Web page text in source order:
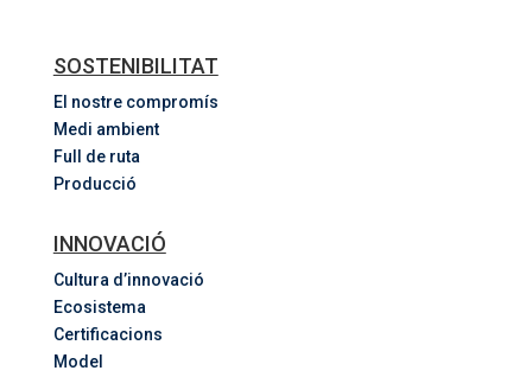
SOSTENIBILITAT
El nostre compromís
Medi ambient
Full de ruta
Producció
INNOVACIÓ
Cultura d’innovació
Ecosistema
Certificacions
Model